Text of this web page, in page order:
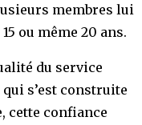
membres lui
ou même 20 ans.
du service
s’est construite
cette confiance